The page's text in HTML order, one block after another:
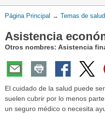
campo
de
Usted
aquí:
Página Principal → Temas de salud
Asistencia
Otros nombres: Asistencia
El cuidado de la salud puede
suelen cubrir por lo menos
un seguro médico o necesita